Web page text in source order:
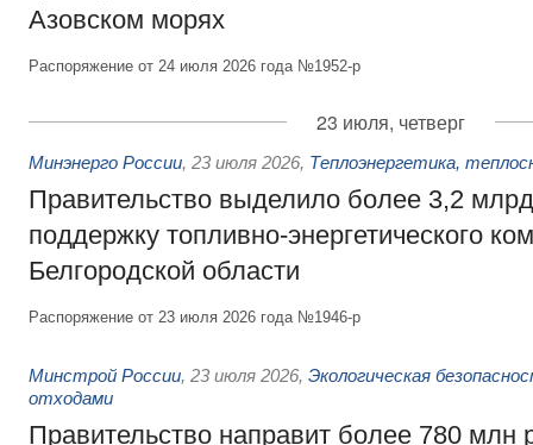
Азовском морях
Распоряжение от 24 июля 2026 года №1952-р
23 июля, четверг
Минэнерго России, 23 июля 2026, Теплоэнергетика,
Правительство выделило более 3,2
поддержку топливно-энергетического
Белгородской области
Распоряжение от 23 июля 2026 года №1946-р
Минстрой России, 23 июля 2026, Экологическая
отходами
Правительство направит более 780 млн